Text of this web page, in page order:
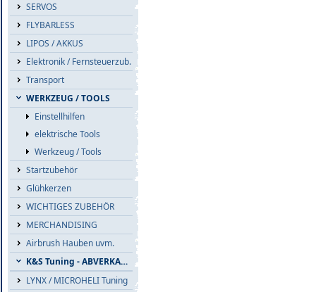
SERVOS
FLYBARLESS
LIPOS / AKKUS
Elektronik / Fernsteuerzub.
Transport
WERKZEUG / TOOLS
Einstellhilfen
elektrische Tools
Werkzeug / Tools
Startzubehör
Glühkerzen
WICHTIGES ZUBEHÖR
MERCHANDISING
Airbrush Hauben uvm.
K&S Tuning - ABVERKAUF
LYNX / MICROHELI Tuning